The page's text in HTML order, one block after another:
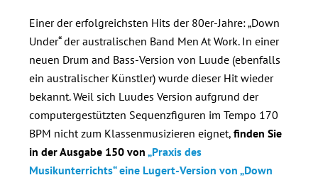
Einer der erfolgreichsten Hits der 80er-Jahre: „Down
Under“ der australischen Band Men At Work. In einer
neuen Drum and Bass-Version von Luude (ebenfalls
ein australischer Künstler) wurde dieser Hit wieder
bekannt. Weil sich Luudes Version aufgrund der
computergestützten Sequenzfiguren im Tempo 170
BPM nicht zum Klassenmusizieren eignet, finden Sie
in der Ausgabe 150 von „Praxis des
Musikunterrichts“ eine Lugert-Version von „Down